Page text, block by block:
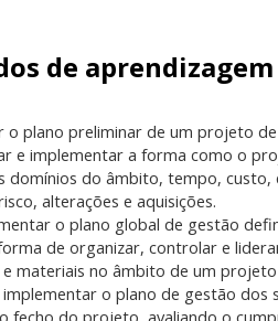
de aprendizagem
o plano preliminar de um projeto
e implementar a forma como o
domínios do âmbito, tempo, custo,
alterações e aquisições.
o plano global de gestão
de organizar, controlar e
materiais no âmbito de um projeto
implementar o plano de gestão dos